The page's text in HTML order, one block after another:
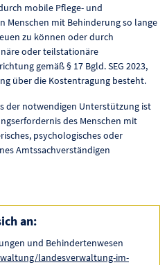
mobile Pflege- und
Menschen mit Behinderung so lange
zu können oder durch
oder teilstationäre
gemäß § 17 Bgld. SEG 2023,
über die Kostentragung besteht.
der notwendigen Unterstützung ist
des Menschen mit
psychologisches oder
Amtssachverständigen
an:
und Behindertenwesen
landesverwaltung-im-